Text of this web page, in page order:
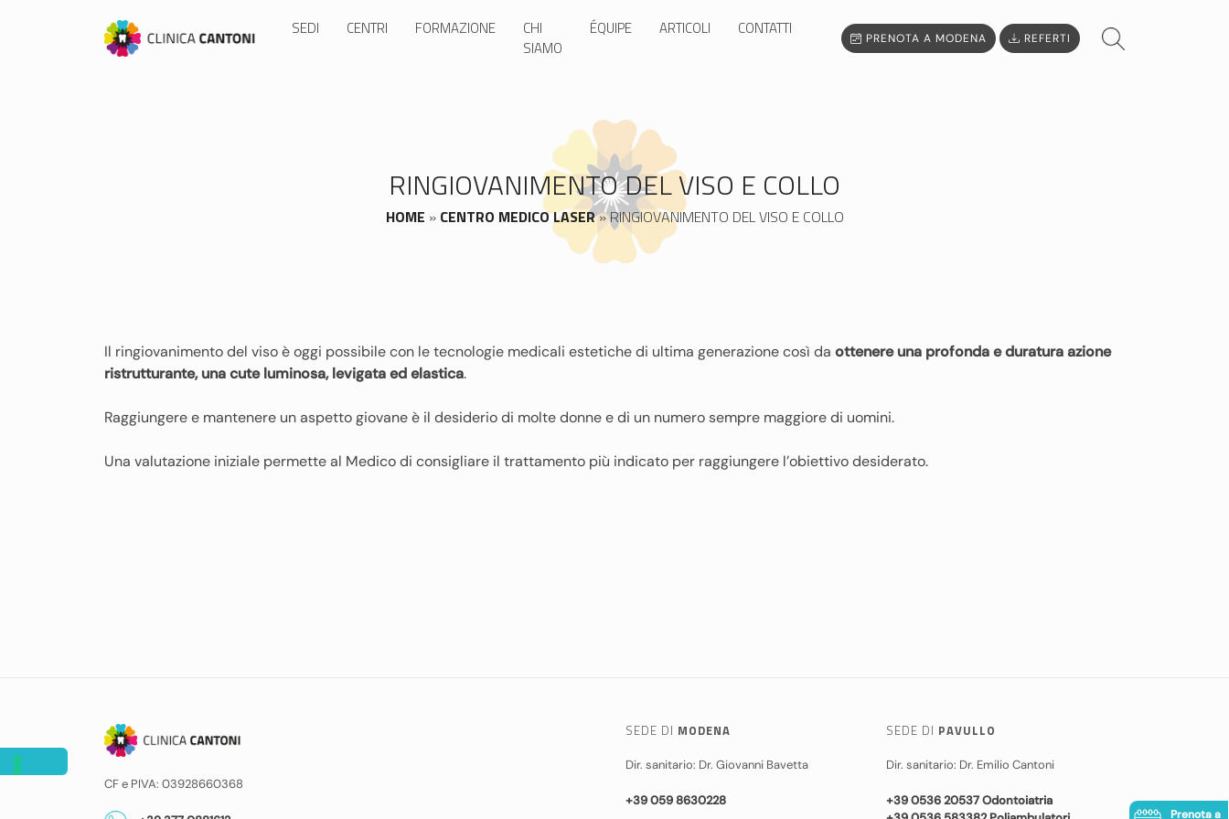
Prenota a
SEDI CENTRI FORMAZIONE
CHI
SIAMO
ÉQUIPE ARTICOLI CONTATTI
PRENOTA A MODENA REFERTI
RINGIOVANIMENTO DEL VISO E COLLO
HOME » CENTRO MEDICO LASER»RINGIOVANIMENTO DEL VISO E COLLO
Il ringiovanimento del viso è oggi possibile con le tecnologie medicali estetiche di ultima generazione così da ottenere una profonda e duratura azione
ristrutturante, una cute luminosa, levigata ed elastica.
Raggiungere e mantenere un aspetto giovane è il desiderio di molte donne e di un numero sempre maggiore di uomini.
Una valutazione iniziale permette al Medico di consigliare il trattamento più indicato per raggiungere l’obiettivo desiderato.
CF e PIVA: 03928660368
SEDE DI MODENA
Dir. sanitario: Dr. Giovanni Bavetta
+39 059 8630228
SEDE DI PAVULLO
Dir. sanitario: Dr. Emilio Cantoni
+39 0536 20537 Odontoiatria